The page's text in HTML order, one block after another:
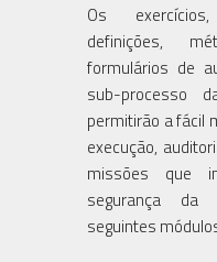
Os
definições,
formulários de
sub-processo
permitirão a fácil
execução,
missões que
segurança da
seguintes